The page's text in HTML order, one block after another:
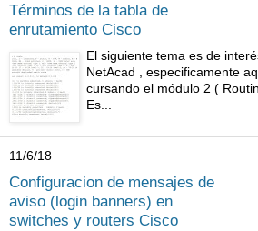
Términos de la tabla de
enrutamiento Cisco
El siguiente tema es de
NetAcad , especificamente
cursando el módulo 2 (
Es...
11/6/18
Configuracion de mensajes de
aviso (login banners) en
switches y routers Cisco